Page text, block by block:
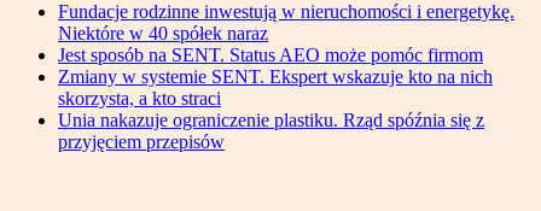
Fundacje rodzinne inwestują w nieruchomości i energetykę.
Niektóre w 40 spółek naraz
Jest sposób na SENT. Status AEO może pomóc firmom
Zmiany w systemie SENT. Ekspert wskazuje kto na nich
skorzysta, a kto straci
Unia nakazuje ograniczenie plastiku. Rząd spóźnia się z
przyjęciem przepisów